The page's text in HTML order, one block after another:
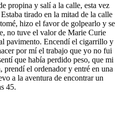
propina y salí a la calle, esta vez
tirado en la mitad de la calle
hizo el favor de golpearlo y se
no tuve el valor de Marie Curie
pavimento. Encendí el cigarrillo y
por mí el trabajo que yo no fui
que había perdido peso, que mi
prendí el ordenador y entré en una
a la aventura de encontrar un
45.